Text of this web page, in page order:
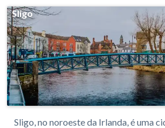
Sligo
Sligo, no noroeste da Irlanda, é uma